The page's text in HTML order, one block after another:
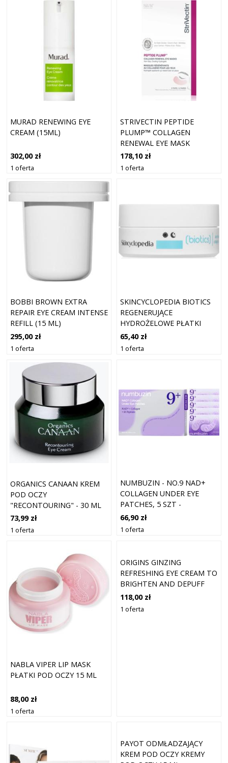
MURAD RENEWING EYE
CREAM (15ML)
302,00 zł
1 oferta
STRIVECTIN PEPTIDE
PLUMP™ COLLAGEN
RENEWAL EYE MASK
HYDROŻELOWA MASKA
WOKÓŁ OCZU 6 PARA
178,10 zł
1 oferta
BOBBI BROWN EXTRA
REPAIR EYE CREAM INTENSE
REFILL (15 ML)
295,00 zł
1 oferta
SKINCYCLOPEDIA BIOTICS
REGENERUJĄCE
HYDROŻELOWE PŁATKI
POD OCZY 60 SZT.
65,40 zł
1 oferta
ORGANICS CANAAN KREM
POD OCZY
"RECONTOURING" - 30 ML
ROZMIAR: ONESIZE
73,99 zł
1 oferta
NUMBUZIN - NO.9 NAD+
COLLAGEN UNDER EYE
PATCHES, 5 SZT -
REWITALIZUJĄCE
HYDROŻELOWE PŁATKI
66,90 zł
1 oferta
NABLA VIPER LIP MASK
PŁATKI POD OCZY 15 ML
88,00 zł
1 oferta
ORIGINS GINZING
REFRESHING EYE CREAM TO
BRIGHTEN AND DEPUFF
WARM SHADE
118,00 zł
1 oferta
PAYOT ODMŁADZAJĄCY
KREM POD OCZY KREMY